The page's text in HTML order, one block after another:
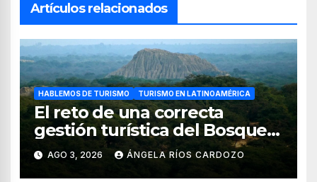
Artículos relacionados
HABLEMOS DE TURISMO TURISMO EN LATINOAMÉRICA
El reto de una correcta
gestión turística del Bosque
de Pomac (en Perú)
AGO 3, 2026 ÁNGELA RÍOS CARDOZO